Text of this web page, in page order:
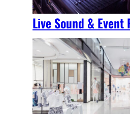
Live Sound &